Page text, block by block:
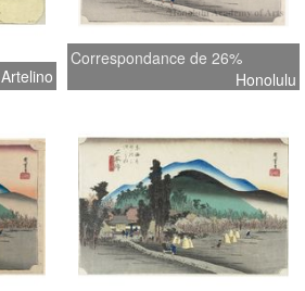
Artelino
Correspondance de 26%
Honolulu